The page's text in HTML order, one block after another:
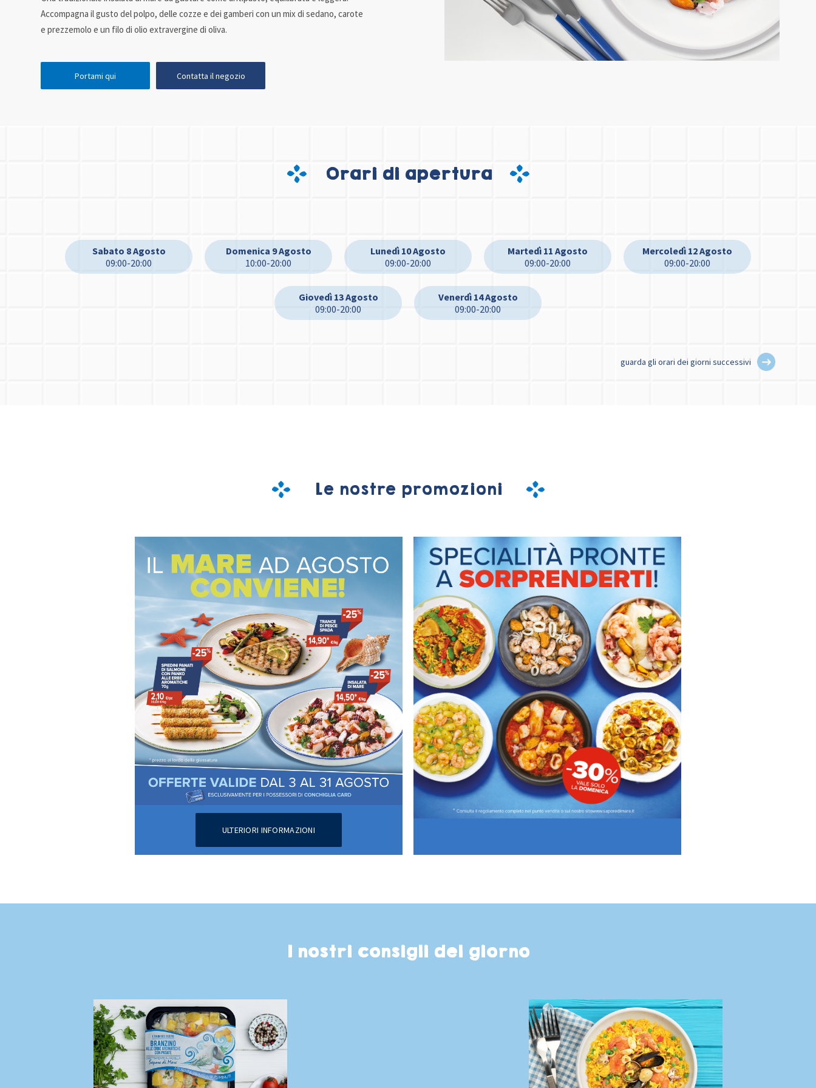
Accompagna il gusto del polpo, delle cozze e dei gamberi con un mix di sedano, carote
e prezzemolo e un filo di olio extravergine di oliva.
Portami qui Contatta il negozio
Orari di apertura
Sabato 8 Agosto
09:00-20:00
Domenica 9 Agosto
10:00-20:00
Lunedì 10 Agosto
09:00-20:00
Martedì 11 Agosto
09:00-20:00
Mercoledì 12 Agosto
09:00-20:00
Giovedì 13 Agosto
09:00-20:00
Venerdì 14 Agosto
09:00-20:00
guarda gli orari dei giorni successivi
Le nostre promozioni
ULTERIORI INFORMAZIONI
I nostri consigli del giorno